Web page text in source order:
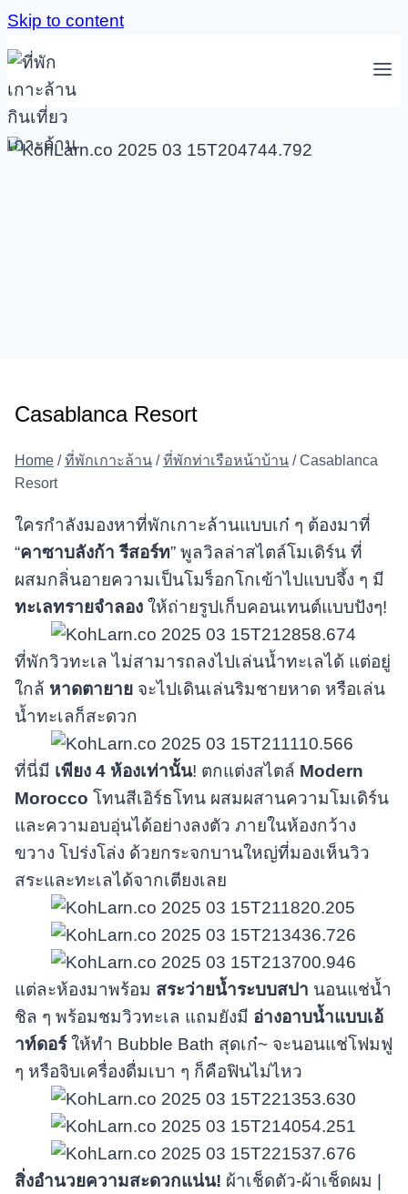
Skip to content
Casablanca Resort
Home / ที่พักเกาะล้าน / ที่พักท่าเรือหน้าบ้าน / Casablanca
Resort
ใครกำลังมองหาที่พักเกาะล้านแบบเก๋ ๆ ต้องมาที่
“คาซาบลังก้า รีสอร์ท” พูลวิลล่าสไตล์โมเดิร์น ที่
ผสมกลิ่นอายความเป็นโมร็อกโกเข้าไปแบบจึ้ง ๆ มี
ทะเลทรายจำลอง ให้ถ่ายรูปเก็บคอนเทนต์แบบปังๆ!
ที่พักวิวทะเล ไม่สามารถลงไปเล่นน้ำทะเลได้ แต่อยู่
ใกล้ หาดตายาย จะไปเดินเล่นริมชายหาด หรือเล่น
น้ำทะเลก็สะดวก
ที่นี่มี เพียง 4 ห้องเท่านั้น! ตกแต่งสไตล์ Modern
Morocco โทนสีเอิร์ธโทน ผสมผสานความโมเดิร์น
และความอบอุ่นได้อย่างลงตัว ภายในห้องกว้าง
ขวาง โปร่งโล่ง ด้วยกระจกบานใหญ่ที่มองเห็นวิว
สระและทะเลได้จากเตียงเลย
แต่ละห้องมาพร้อม สระว่ายน้ำระบบสปา นอนแช่น้ำ
ชิล ๆ พร้อมชมวิวทะเล แถมยังมี อ่างอาบน้ำแบบเอ้
าท์ดอร์ให้ทำ Bubble Bath สุดเก๋~ จะนอนแช่โฟมฟู
ๆ หรือจิบเครื่องดื่มเบา ๆ ก็คือฟินไม่ไหว
สิ่งอำนวยความสะดวกแน่น! ผ้าเช็ดตัว-ผ้าเช็ดผม |